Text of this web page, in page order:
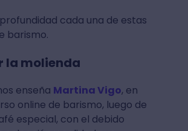
cada una de estas
barismo.
la molienda
enseña Martina Vigo, en
online de barismo, luego de
especial, con el debido